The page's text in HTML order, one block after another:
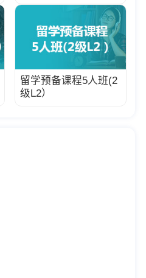
留学预备课程5人班(2
级L2）